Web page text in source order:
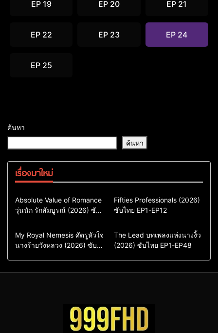
EP 19 EP 20 EP 21
EP 22 EP 23 EP 24
EP 25
ค้นหา
ค้นหา
เรื่องมาใหม่
Comedy
Drama
ซีรี่ย์เกาหลี
ซีรี่ย์เกาหลีพากย์ไทย
Absolute Value of Romance
วุ่นนัก รักสัมบูรณ์ (2026) ซับ
Action & Adventure
Comedy
Drama
ซีรี่ย์เกาหลีซับไทย
Fifties Professionals (2026)
ซับไทย EP1-EP12
Comedy
Drama
Sci-Fi & Fantasy
My Royal Nemesis ศัตรูหัวใจ
นางร้ายวังหลวง (2026) ซับ
Drama
ซีรี่ย์จีน
ซีรี่ย์จีนซับไทย
The Lead บทเพลงแห่งนางงิ้ว
(2026) ซับไทย EP1-EP48